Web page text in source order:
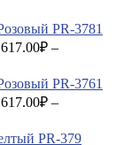
PR-3781
–
PR-3761
–
PR-379